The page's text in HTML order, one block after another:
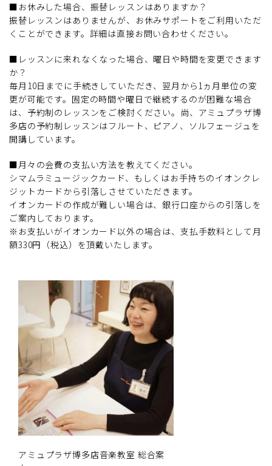
■お休みした場合、振替レッスンはありますか？
振替レッスンはありませんが、お休みサポートをご利用いただ
くことができます。詳細は直接お問い合わせください。
■レッスンに来れなくなった場合、曜日や時間を変更できます
か？
毎月10日までに手続きしていただき、翌月から1ヵ月単位の変
更が可能です。固定の時間や曜日で継続するのが困難な場合
は、予約制のレッスンをご検討ください。尚、アミュプラザ博
多店の予約制レッスンはフルート、ピアノ、ソルフェージュを
開講しています。
■月々の会費の支払い方法を教えてください。
シマムラミュージックカード、もしくはお手持ちのイオンクレ
ジットカードから引落しさせていただきます。
イオンカードの作成が難しい場合は、銀行口座からの引落しを
ご案内しております。
※お支払いがイオンカード以外の場合は、支払手数料として月
額330円（税込）を頂戴いたします。
アミュプラザ博多店音楽教室 総合案